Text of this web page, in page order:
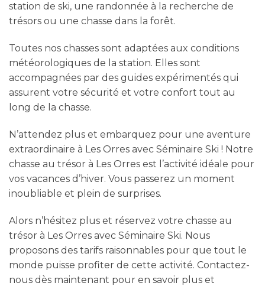
station de ski, une randonnée à la recherche de
trésors ou une chasse dans la forêt.
Toutes nos chasses sont adaptées aux conditions
météorologiques de la station. Elles sont
accompagnées par des guides expérimentés qui
assurent votre sécurité et votre confort tout au
long de la chasse.
N’attendez plus et embarquez pour une aventure
extraordinaire à Les Orres avec Séminaire Ski ! Notre
chasse au trésor à Les Orres est l’activité idéale pour
vos vacances d’hiver. Vous passerez un moment
inoubliable et plein de surprises.
Alors n’hésitez plus et réservez votre chasse au
trésor à Les Orres avec Séminaire Ski. Nous
proposons des tarifs raisonnables pour que tout le
monde puisse profiter de cette activité. Contactez-
nous dès maintenant pour en savoir plus et